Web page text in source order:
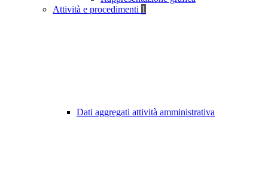
Attività e procedimenti 1
Dati aggregati attività amministrativa